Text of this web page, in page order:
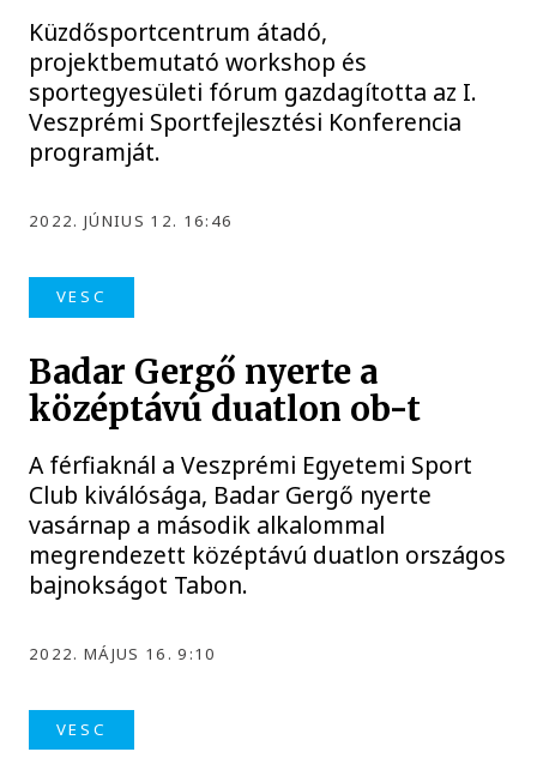
Küzdősportcentrum átadó,
projektbemutató workshop és
sportegyesületi fórum gazdagította az I.
Veszprémi Sportfejlesztési Konferencia
programját.
2022. JÚNIUS 12. 16:46
VESC
Badar Gergő nyerte a
középtávú duatlon ob-t
A férfiaknál a Veszprémi Egyetemi Sport
Club kiválósága, Badar Gergő nyerte
vasárnap a második alkalommal
megrendezett középtávú duatlon országos
bajnokságot Tabon.
2022. MÁJUS 16. 9:10
VESC